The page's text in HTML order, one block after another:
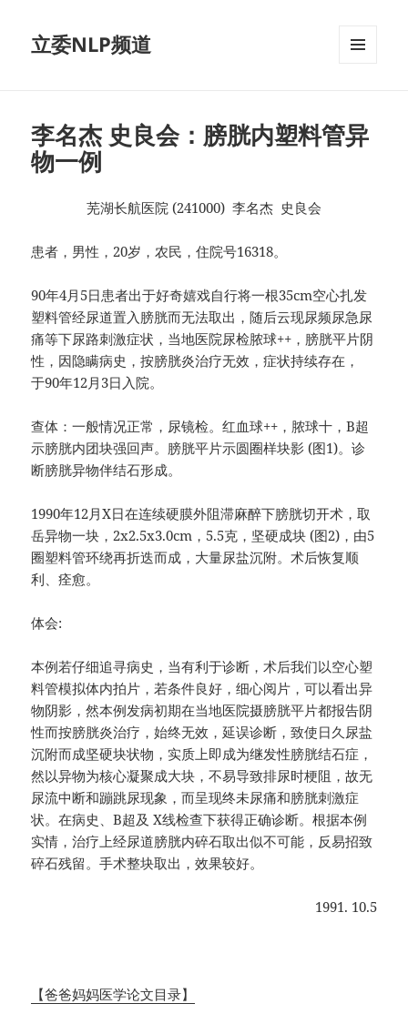
立委NLP频道
李名杰 史良会：膀胱内塑料管异
物一例
芜湖长航医院 (241000) 李名杰 史良会
患者，男性，20岁，农民，住院号16318。
90年4月5日患者出于好奇嬉戏自行将一根35cm空心扎发
塑料管经尿道置入膀胱而无法取出，随后云现尿频尿急尿
痛等下尿路刺激症状，当地医院尿检脓球++，膀胱平片阴
性，因隐瞒病史，按膀胱炎治疗无效，症状持续存在，
于90年12月3日入院。
查体：一般情况正常，尿镜检。红血球++，脓球十，B超
示膀胱内团块强回声。膀胱平片示圆圈样块影 (图1)。诊
断膀胱异物伴结石形成。
1990年12月X日在连续硬膜外阻滞麻醉下膀胱切开术，取
岳异物一块，2x2.5x3.0cm，5.5克，坚硬成块 (图2)，由5
圈塑料管环绕再折迭而成，大量尿盐沉附。术后恢复顺
利、痊愈。
体会:
本例若仔细追寻病史，当有利于诊断，术后我们以空心塑
料管模拟体内拍片，若条件良好，细心阅片，可以看出异
物阴影，然本例发病初期在当地医院摄膀胱平片都报告阴
性而按膀胱炎治疗，始终无效，延误诊断，致使日久尿盐
沉附而成坚硬块状物，实质上即成为继发性膀胱结石症，
然以异物为核心凝聚成大块，不易导致排尿时梗阻，故无
尿流中断和蹦跳尿现象，而呈现终未尿痛和膀胱刺激症
状。在病史、B超及 X线检查下获得正确诊断。根据本例
实情，治疗上经尿道膀胱内碎石取出似不可能，反易招致
碎石残留。手术整块取出，效果较好。
1991. 10.5
【爸爸妈妈医学论文目录】